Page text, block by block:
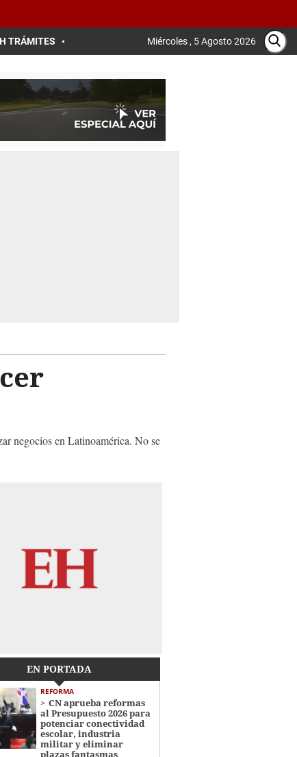
TRÁMITES Miércoles , 5 Agosto 2026
negocios en Latinoamérica. No se
EN PORTADA
REFORMA
CN aprueba reformas
al Presupuesto 2026 para
potenciar conectividad
escolar, industria
militar y eliminar
plazas fantasmas